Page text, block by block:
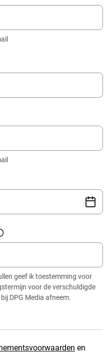
geef ik toestemming voor
voor de verschuldigde
DPG Media afneem.
en